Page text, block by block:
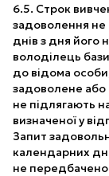
6.5. Строк
задоволення
днів з дня його
володілець
до відома
задоволене або
не підлягають
визначеної у
Запит
календарних
не